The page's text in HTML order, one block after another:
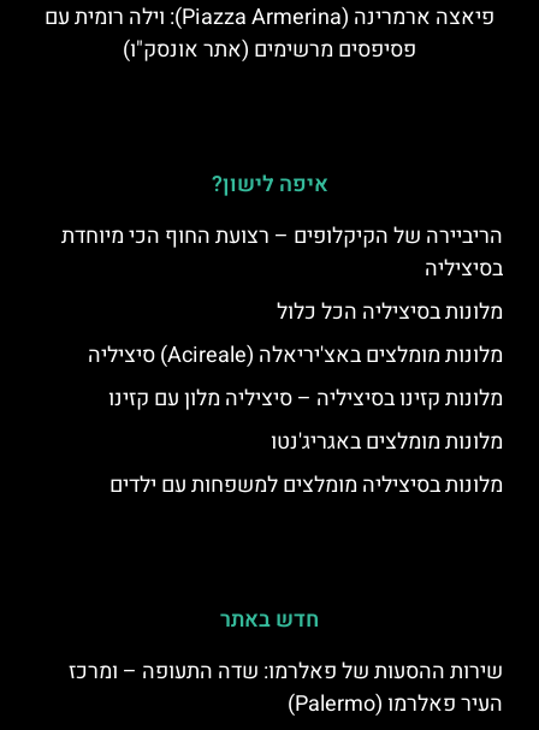
פיאצה ארמרינה (Piazza Armerina): וילה רומית עם
פסיפסים מרשימים (אתר אונסק"ו)
איפה לישון?
הריביירה של הקיקלופים – רצועת החוף הכי מיוחדת
בסיציליה
מלונות בסיציליה הכל כלול
מלונות מומלצים באצ'יריאלה (Acireale) סיציליה
מלונות קזינו בסיציליה – סיציליה מלון עם קזינו
מלונות מומלצים באגריג'נטו
מלונות בסיציליה מומלצים למשפחות עם ילדים
חדש באתר
שירות ההסעות של פאלרמו: שדה התעופה – ומרכז
העיר פאלרמו (Palermo)